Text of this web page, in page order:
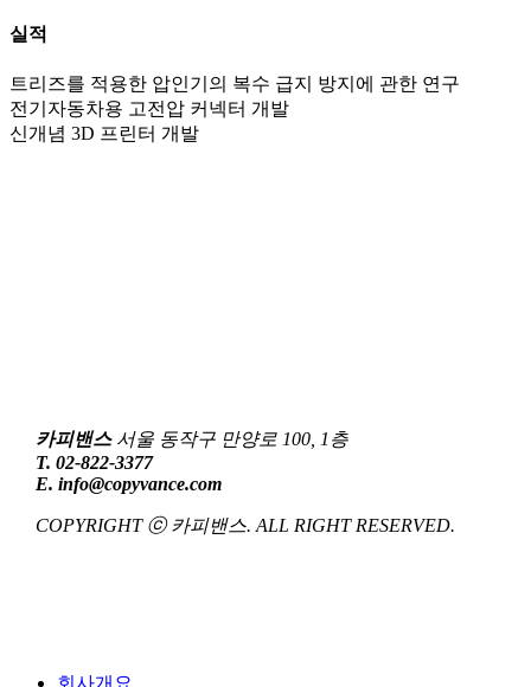
실적
트리즈를 적용한 압인기의 복수 급지 방지에 관한 연구
전기자동차용 고전압 커넥터 개발
신개념 3D 프린터 개발
카피밴스서울 동작구 만양로 100, 1층
T. 02-822-3377
E. info@copyvance.com
COPYRIGHT ⓒ 카피밴스. ALL RIGHT RESERVED.
Close